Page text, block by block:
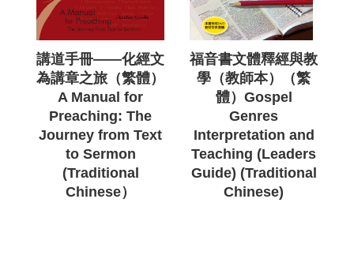
講道手冊——化經文
為講章之旅（繁體）
A Manual for
Preaching: The
Journey from Text
to Sermon
(Traditional
Chinese）
福音書文體釋經與教
學（教師本）（繁
體）Gospel
Genres
Interpretation and
Teaching (Leaders
Guide) (Traditional
Chinese)